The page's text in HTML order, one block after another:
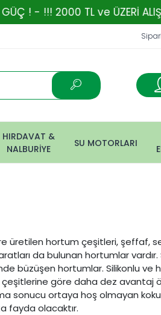
!!! 2000 TL ve ÜZERİ
HIRDAVAT &
NALBURİYE
SU MOTORLARI
üretilen hortum çeşitleri, şeffaf,
da bulunan hortumlar vardır.
büzüşen hortumlar. Silikonlu ve
göre daha dez avantaj
sonucu ortaya hoş olmayan
fayda olacaktır.